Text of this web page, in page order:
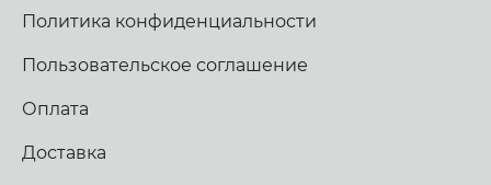
Политика конфиденциальности
Пользовательское соглашение
Оплата
Доставка